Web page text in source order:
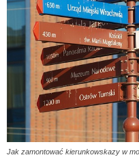
Jak zamontować kierunkowskazy w